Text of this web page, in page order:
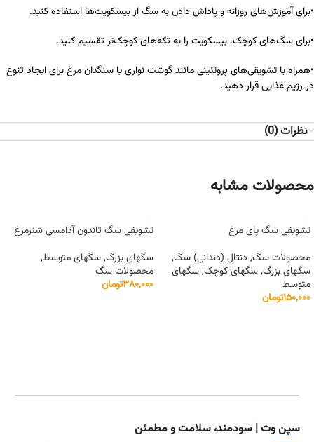
•برای آموزش‌های روزانه و پاداش دادن به سگ از بیسکویت‌ها استفاده کنید.
•برای سگ‌های کوچک، بیسکویت را به تکه‌های کوچک‌تر تقسیم کنید.
•همراه با تشویقی‌های پروتئینی مانند گوشت نواری یا سنگدان مرغ برای ایجاد تنوع
در رژیم غذایی قرار دهید.
نظرات (0)
محصولات مشابه
تشویقی سگ پای مرغ
محصولات سگ, دنتال (دندانی) سگ,
سگهای بزرگ,سگهای کوچک,سگهای
متوسط
۱۵۰,۰۰۰تومان
تشویقی سگ تاندون آدامسی شترمرغ
سگهای بزرگ,سگهای متوسط,
محصولات سگ
۳۸۰,۰۰۰تومان
سپن وت | سودمند، سلامت و مطمئن